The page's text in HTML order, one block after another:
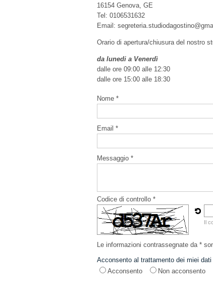
16154 Genova, GE
Tel: 0106531632
Email:
Orario di apertura/chiusura del nostro
da lunedi a Venerdì
dalle ore 09:00 alle 12:30
dalle ore 15:00 alle 18:30
Nome *
Email *
Messaggio *
Codice di controllo *
Il
Le informazioni contrassegnate da *
Acconsento al trattamento dei miei dati
Acconsento
Non acconsento